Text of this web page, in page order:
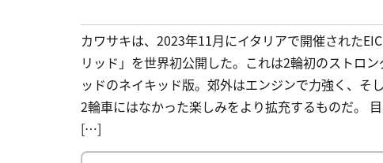
カワサキは、2023年11月にイタリアで開催された
リッド」を世界初公開した。これは2輪初のストロ
ッドのネイキッド版。郊外はエンジンで力強く、
2輪車にはなかった楽しみをより拡充するものだ。
[…]